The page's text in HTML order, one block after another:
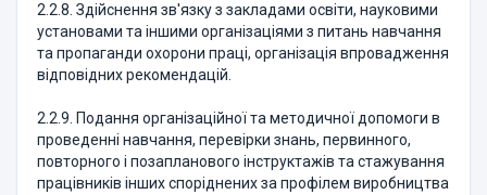
2.2.8. Здійснення зв'язку з закладами освіти, науковими
установами та іншими організаціями з питань навчання
та пропаганди охорони праці, організація впровадження
відповідних рекомендацій.
2.2.9. Подання організаційної та методичної допомоги в
проведенні навчання, перевірки знань, первинного,
повторного і позапланового інструктажів та стажування
працівників інших споріднених за профілем виробництва